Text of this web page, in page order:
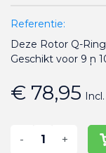
Referentie:
Deze Rotor Q-
Geschikt voor 9 ̩n
€ 78,95
- +